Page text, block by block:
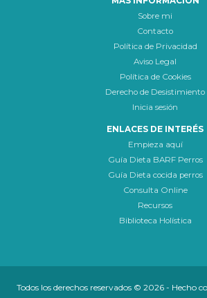
Sobre mi
Contacto
Política de Privacidad
Aviso Legal
Política de Cookies
Derecho de Desistimiento
Inicia sesión
ENLACES DE INTERÉS
Empieza aquí
Guía Dieta BARF Perros
Guía Dieta cocida perros
Consulta Online
Recursos
Biblioteca Holística
Todos los derechos reservados © 2026 - Hecho